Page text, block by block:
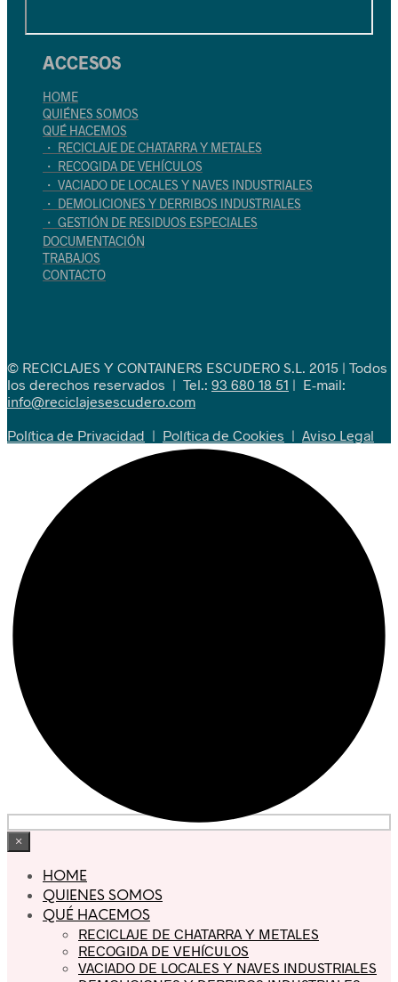
ACCESOS
HOME
QUIÉNES SOMOS
QUÉ HACEMOS
・ RECICLAJE DE CHATARRA Y METALES
・ RECOGIDA DE VEHÍCULOS
・ VACIADO DE LOCALES Y NAVES INDUSTRIALES
・ DEMOLICIONES Y DERRIBOS INDUSTRIALES
・ GESTIÓN DE RESIDUOS ESPECIALES
DOCUMENTACIÓN
TRABAJOS
CONTACTO
© RECICLAJES Y CONTAINERS ESCUDERO S.L. 2015 | Todos
los derechos reservados | Tel.: 93 680 18 51 | E-mail:
info@reciclajesescudero.com
Política de Privacidad | Política de Cookies | Aviso Legal
×
HOME
QUIENES SOMOS
QUÉ HACEMOS
RECICLAJE DE CHATARRA Y METALES
RECOGIDA DE VEHÍCULOS
VACIADO DE LOCALES Y NAVES INDUSTRIALES